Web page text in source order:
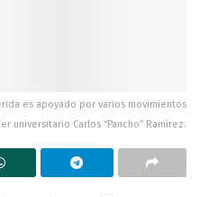
es apoyado por varios movimientos
universitario Carlos “Pancho” Ramírez.